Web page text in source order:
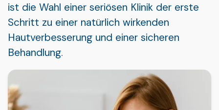
ist die Wahl einer seriösen Klinik der erste
Schritt zu einer natürlich wirkenden
Hautverbesserung und einer sicheren
Behandlung.